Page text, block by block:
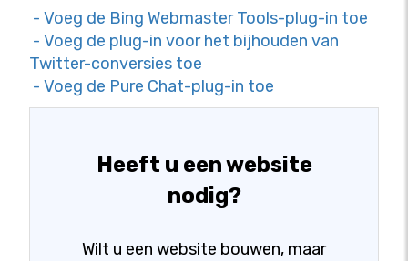
- Voeg de Bing Webmaster Tools-plug-in toe
- Voeg de plug-in voor het bijhouden van
Twitter-conversies toe
- Voeg de Pure Chat-plug-in toe
Heeft u een website
nodig?
Wilt u een website bouwen, maar